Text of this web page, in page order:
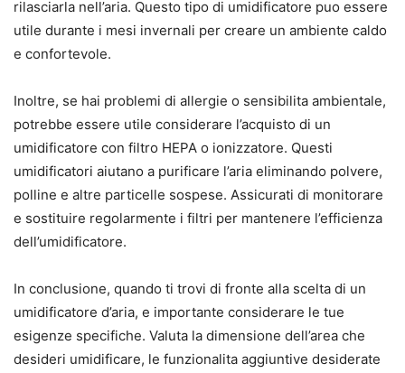
rilasciarla nell’aria. Questo tipo di umidificatore puo essere
utile durante i mesi invernali per creare un ambiente caldo
e confortevole.
Inoltre, se hai problemi di allergie o sensibilita ambientale,
potrebbe essere utile considerare l’acquisto di un
umidificatore con filtro HEPA o ionizzatore. Questi
umidificatori aiutano a purificare l’aria eliminando polvere,
polline e altre particelle sospese. Assicurati di monitorare
e sostituire regolarmente i filtri per mantenere l’efficienza
dell’umidificatore.
In conclusione, quando ti trovi di fronte alla scelta di un
umidificatore d’aria, e importante considerare le tue
esigenze specifiche. Valuta la dimensione dell’area che
desideri umidificare, le funzionalita aggiuntive desiderate